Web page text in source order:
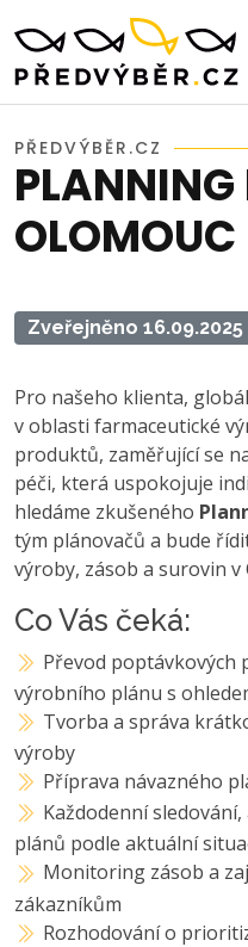
PŘEDVÝBĚR.CZ
OLOMOUC
Zveřejněno 16.09.2025
Pro našeho klienta,
v oblasti farmaceutické
produktů, zaměřující se
péči, která uspokojuje
hledáme zkušeného
tým plánovačů a bude
výroby, zásob a surovin v
Co Vás čeká:
Převod poptávkových
výrobního plánu s
Tvorba a správa
výroby
Příprava návazného
Každodenní
plánů podle aktuální
Monitoring zásob a
zákazníkům
Rozhodování o